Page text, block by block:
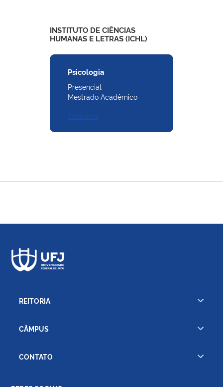
INSTITUTO DE CIÊNCIAS
HUMANAS E LETRAS (ICHL)
Psicologia
Presencial
Mestrado Acadêmico
Saiba mais
REITORIA
CÂMPUS
CONTATO